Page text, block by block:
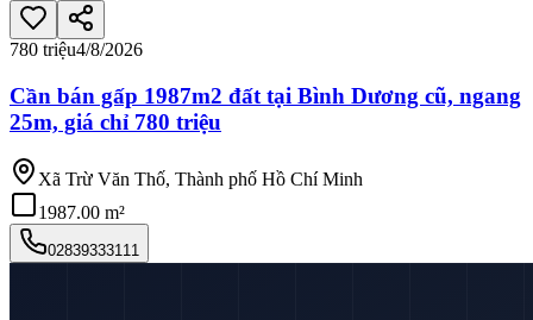
780 triệu4/8/2026
Cần bán gấp 1987m2 đất tại Bình Dương cũ, ngang
25m, giá chỉ 780 triệu
Xã Trừ Văn Thố, Thành phố Hồ Chí Minh
1987.00 m²
02839333111